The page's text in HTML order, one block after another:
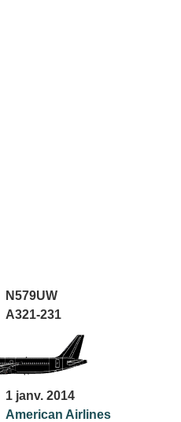
N579UW
A321-231
1 janv. 2014
American Airlines